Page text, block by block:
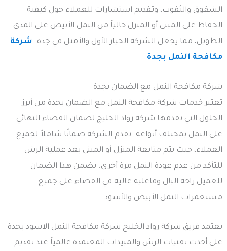
الشقوق والثقوب، وتقديم استشارات للعملاء حول كيفية
الحفاظ على المبنى أو المنزل خالياً من النمل الأبيض على المدى
الطويل، مما يجعل الشركة الخيار الأول والأمثل في جدة. شركة
مكافحة النمل بجدة
شركة مكافحة النمل مع الضمان بجدة
تعتبر خدمات شركة مكافحة النمل مع الضمان بجدة من أبرز
الحلول التي تقدمها شركة رواد الخليج لضمان القضاء النهائي
على النمل بمختلف أنواعه. تقدم الشركة ضمانًا شاملاً لجميع
العملاء، حيث يتم متابعة المنزل أو المبنى بعد عملية الرش
للتأكد من عدم عودة النمل مرة أخرى. يضمن هذا الضمان
للعميل راحة البال وفاعلية عالية في القضاء على جميع
مستعمرات النمل الأبيض والأسود.
يعتمد فريق شركة رواد الخليج شركة مكافحة النمل الاسود بجدة
على أحدث تقنيات الرش والمبيدات المعتمدة عالمياً عند تقديم